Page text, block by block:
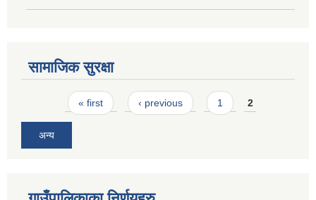
सामाजिक सुरक्षा
Pages« first ‹ previous 1 2
अन्य